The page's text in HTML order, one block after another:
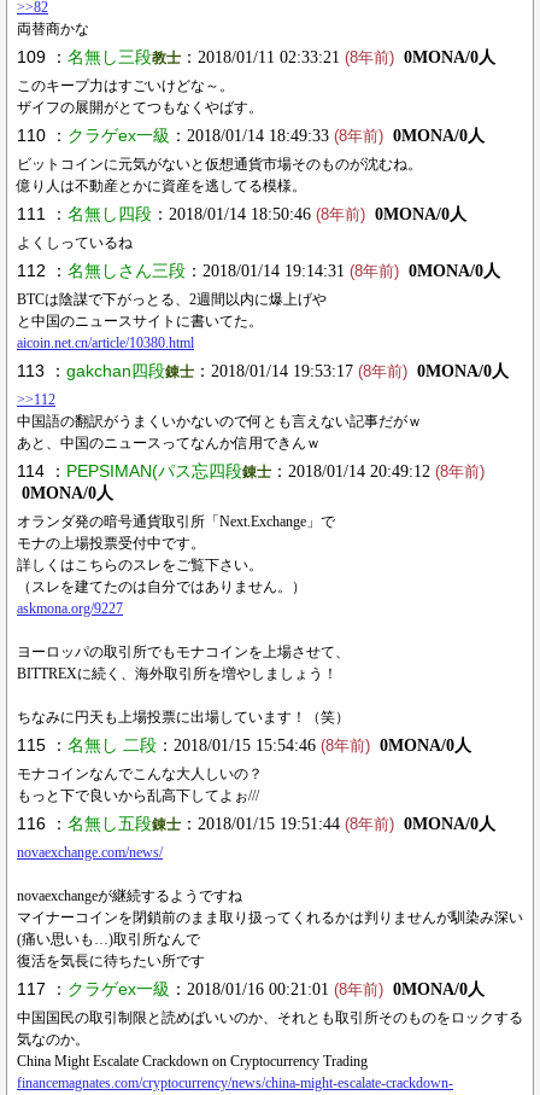
>>82
両替商かな
109 ： 名無し三段教士 ：2018/01/11 02:33:21 (8年前) 0MONA/0人
このキープ力はすごいけどな～。
ザイフの展開がとてつもなくやばす。
110 ： クラゲex一級 ：2018/01/14 18:49:33 (8年前) 0MONA/0人
ビットコインに元気がないと仮想通貨市場そのものが沈むね。
億り人は不動産とかに資産を逃してる模様。
111 ： 名無し四段 ：2018/01/14 18:50:46 (8年前) 0MONA/0人
よくしっているね
112 ： 名無しさん三段 ：2018/01/14 19:14:31 (8年前) 0MONA/0人
BTCは陰謀で下がっとる、2週間以内に爆上げや
と中国のニュースサイトに書いてた。
aicoin.net.cn/article/10380.html
113 ： gakchan四段錬士 ：2018/01/14 19:53:17 (8年前) 0MONA/0人
>>112
中国語の翻訳がうまくいかないので何とも言えない記事だがｗ
あと、中国のニュースってなんか信用できんｗ
114 ： PEPSIMAN(パス忘四段錬士 ：2018/01/14 20:49:12 (8年前)
0MONA/0人
オランダ発の暗号通貨取引所「Next.Exchange」で
モナの上場投票受付中です。
詳しくはこちらのスレをご覧下さい。
（スレを建てたのは自分ではありません。）
askmona.org/9227
ヨーロッパの取引所でもモナコインを上場させて、
BITTREXに続く、海外取引所を増やしましょう！
ちなみに円天も上場投票に出場しています！（笑）
115 ： 名無し 二段 ：2018/01/15 15:54:46 (8年前) 0MONA/0人
モナコインなんでこんな大人しいの？
もっと下で良いから乱高下してよぉ///
116 ： 名無し五段錬士 ：2018/01/15 19:51:44 (8年前) 0MONA/0人
novaexchange.com/news/
novaexchangeが継続するようですね
マイナーコインを閉鎖前のまま取り扱ってくれるかは判りませんが馴染み深い
(痛い思いも…)取引所なんで
復活を気長に待ちたい所です
117 ： クラゲex一級 ：2018/01/16 00:21:01 (8年前) 0MONA/0人
中国国民の取引制限と読めばいいのか、それとも取引所そのものをロックする
気なのか。
China Might Escalate Crackdown on Cryptocurrency Trading
financemagnates.com/cryptocurrency/news/china-might-escalate-crackdown-